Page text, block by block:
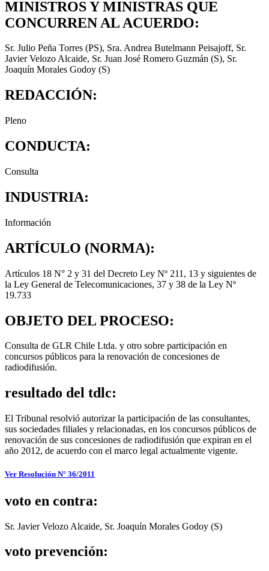
MINISTROS Y MINISTRAS QUE
CONCURREN AL ACUERDO:
Sr. Julio Peña Torres (PS), Sra. Andrea Butelmann Peisajoff, Sr.
Javier Velozo Alcaide, Sr. Juan José Romero Guzmán (S), Sr.
Joaquín Morales Godoy (S)
REDACCIÓN:
Pleno
CONDUCTA:
Consulta
INDUSTRIA:
Información
ARTÍCULO (NORMA):
Artículos 18 N° 2 y 31 del Decreto Ley Nº 211, 13 y siguientes de
la Ley General de Telecomunicaciones, 37 y 38 de la Ley Nº
19.733
OBJETO DEL PROCESO:
Consulta de GLR Chile Ltda. y otro sobre participación en
concursos públicos para la renovación de concesiones de
radiodifusión.
resultado del tdlc:
El Tribunal resolvió autorizar la participación de las consultantes,
sus sociedades filiales y relacionadas, en los concursos públicos de
renovación de sus concesiones de radiodifusión que expiran en el
año 2012, de acuerdo con el marco legal actualmente vigente.
Ver Resolución N° 36/2011
voto en contra:
Sr. Javier Velozo Alcaide, Sr. Joaquín Morales Godoy (S)
voto prevención: